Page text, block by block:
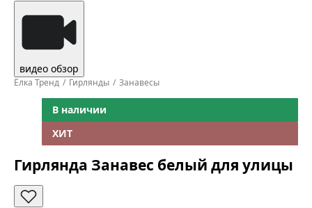
видео обзор
Ёлка Тренд Гирлянды Занавесы
В наличии
ХИТ
Гирлянда Занавес белый для улицы